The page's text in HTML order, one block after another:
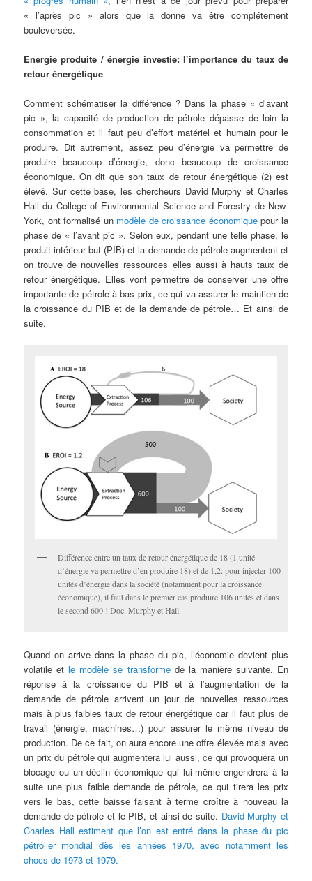
« l’après pic » alors que la donne va être complétement
bouleversée.
Energie produite / énergie investie: l’importance du taux de
retour énergétique
Comment schématiser la différence ? Dans la phase « d’avant
pic », la capacité de production de pétrole dépasse de loin la
consommation et il faut peu d’effort matériel et humain pour le
produire. Dit autrement, assez peu d’énergie va permettre de
produire beaucoup d’énergie, donc beaucoup de croissance
économique. On dit que son taux de retour énergétique (2) est
élevé. Sur cette base, les chercheurs David Murphy et Charles
Hall du College of Environmental Science and Forestry de New-
York, ont formalisé un modèle de croissance économiquepour la
phase de « l’avant pic ». Selon eux, pendant une telle phase, le
produit intérieur but (PIB) et la demande de pétrole augmentent et
on trouve de nouvelles ressources elles aussi à hauts taux de
retour énergétique. Elles vont permettre de conserver une offre
importante de pétrole à bas prix, ce qui va assurer le maintien de
la croissance du PIB et de la demande de pétrole… Et ainsi de
suite.
Différence entre un taux de retour énergétique de 18 (1 unité
d’énergie va permettre d’en produire 18) et de 1,2: pour injecter 100
unités d’énergie dans la société (notamment pour la croissance
économique), il faut dans le premier cas produire 106 unités et dans
le second 600 ! Doc. Murphy et Hall.
Quand on arrive dans la phase du pic, l’économie devient plus
volatile etle modèle se transformede la manière suivante. En
réponse à la croissance du PIB et à l’augmentation de la
demande de pétrole arrivent un jour de nouvelles ressources
mais à plus faibles taux de retour énergétique car il faut plus de
travail (énergie, machines…) pour assurer le même niveau de
production. De ce fait, on aura encore une offre élevée mais avec
un prix du pétrole qui augmentera lui aussi, ce qui provoquera un
blocage ou un déclin économique qui lui-même engendrera à la
suite une plus faible demande de pétrole, ce qui tirera les prix
vers le bas, cette baisse faisant à terme croître à nouveau la
demande de pétrole et le PIB, et ainsi de suite. David Murphy et
Charles Hall estiment que l’on est entré dans la phase du pic
pétrolier mondial dès les années 1970, avec notamment les
chocs de 1973 et 1979.